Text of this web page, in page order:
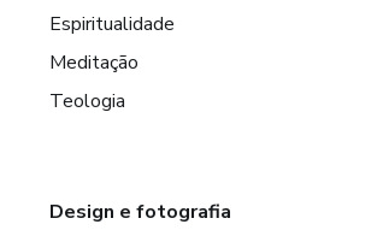
Espiritualidade
Meditação
Teologia
Design e fotografia